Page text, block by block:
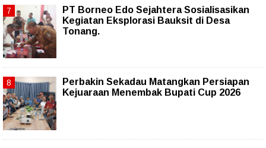
PT Borneo Edo Sejahtera Sosialisasikan
Kegiatan Eksplorasi Bauksit di Desa
Tonang.
Perbakin Sekadau Matangkan Persiapan
Kejuaraan Menembak Bupati Cup 2026